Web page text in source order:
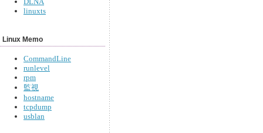
linuxts
Linux Memo
CommandLine
runlevel
rpm
監視
hostname
tcpdump
usblan